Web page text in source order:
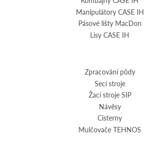
Manipulátory CASE IH
Pásové lišty MacDon
Lisy CASE IH
Zpracování půdy
Secí stroje
Žací stroje SIP
Návěsy
Cisterny
Mulčovače TEHNOS